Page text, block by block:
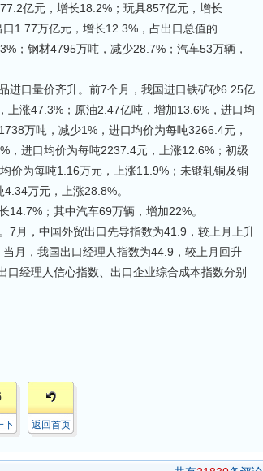
亿元，增长18.2%；玩具857亿元，增长
1.77万亿元，增长12.3%，占出口总值的
；钢材4795万吨，减少28.7%；汽车53万辆，
口量价齐升。前7个月，我国进口铁矿砂6.25亿
上涨47.3%；原油2.47亿吨，增加13.6%，进口均
万吨，减少1%，进口均价为每吨3266.4元，
，进口均价为每吨2237.4元，上涨12.6%；初级
价为每吨1.16万元，上涨11.9%；未锻轧铜及铜
万元，上涨28.8%。
；其中汽车69万辆，增加22%。
月，中国外贸出口先导指数为41.9，较上月上升
月，我国出口经理人指数为44.9，较上月回升
经理人信心指数、出口企业综合成本指数分别
下 返回首页